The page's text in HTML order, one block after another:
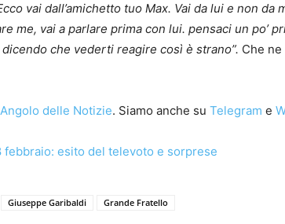
vai dall’amichetto tuo Max. Vai da lui e non da
me, vai a parlare prima con lui. pensaci un po’
dicendo che vederti reagire così è strano”. Che
Angolo delle Notizie. Siamo anche su Telegram e
febbraio: esito del televoto e sorprese
Giuseppe Garibaldi Grande Fratello